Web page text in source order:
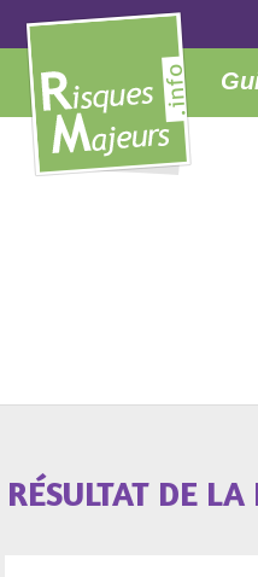
RÉSULTAT DE